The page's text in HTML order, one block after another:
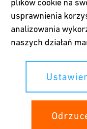
30 krajach na
kariery możemy Ci
plików cookie na
usprawnienia
analizowania
naszych działań